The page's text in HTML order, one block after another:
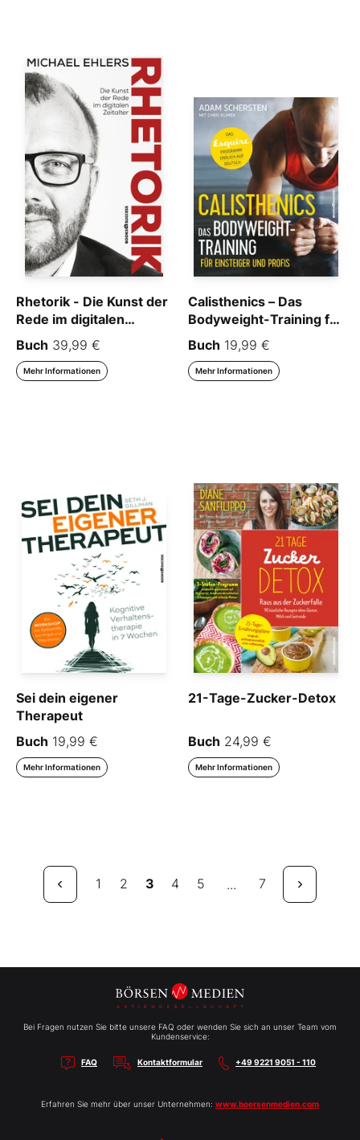
Rhetorik - Die Kunst der
Rede im digitalen
Zeitalter
Buch 39,99 €
Mehr Informationen
Calisthenics – Das
Bodyweight-Training für
Einsteiger und Profis
Buch 19,99 €
Mehr Informationen
Sei dein eigener
Therapeut
Buch 19,99 €
Mehr Informationen
21-Tage-Zucker-Detox
Buch 24,99 €
Mehr Informationen
1 2 3 4 5 ... 7
Bei Fragen nutzen Sie bitte unsere FAQ oder wenden Sie sich an unser Team vom
Kundenservice:
FAQ Kontaktformular +49 9221 9051 - 110
Erfahren Sie mehr über unser Unternehmen: www.boersenmedien.com